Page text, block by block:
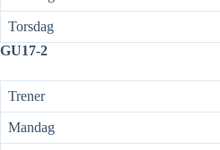
Torsdag
GU17-2
Trener
Mandag